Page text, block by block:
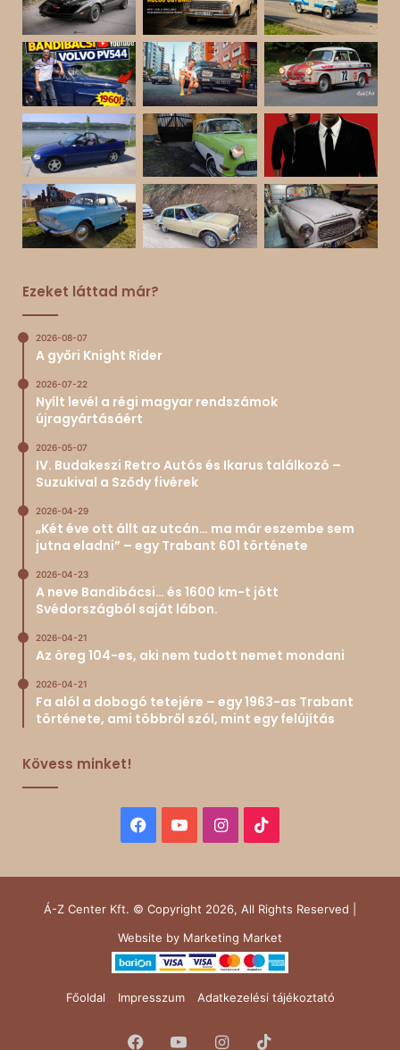
Ezeket láttad már?
2026-08-07
A győri Knight Rider
2026-07-22
Nyílt levél a régi magyar rendszámok
újragyártásáért
2026-05-07
IV. Budakeszi Retro Autós és Ikarus találkozó –
Suzukival a Sződy fivérek
2026-04-29
„Két éve ott állt az utcán… ma már eszembe sem
jutna eladni” – egy Trabant 601 története
2026-04-23
A neve Bandibácsi… és 1600 km-t jött
Svédországból saját lábon.
2026-04-21
Az öreg 104-es, aki nem tudott nemet mondani
2026-04-21
Fa alól a dobogó tetejére – egy 1963-as Trabant
története, ami többről szól, mint egy felújítás
Kövess minket!
Facebook
YouTubeInstagram
Á-Z Center Kft. © Copyright 2026, All Rights Reserved |
Website by Marketing Market
Főoldal Impresszum Adatkezelési tájékoztató
Facebook
YouTubeInstagram